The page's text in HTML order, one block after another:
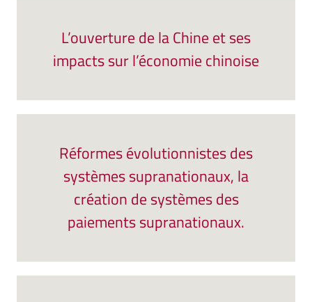
L’ouverture de la Chine et ses
impacts sur l’économie chinoise
Réformes évolutionnistes des
systèmes supranationaux, la
création de systèmes des
paiements supranationaux.